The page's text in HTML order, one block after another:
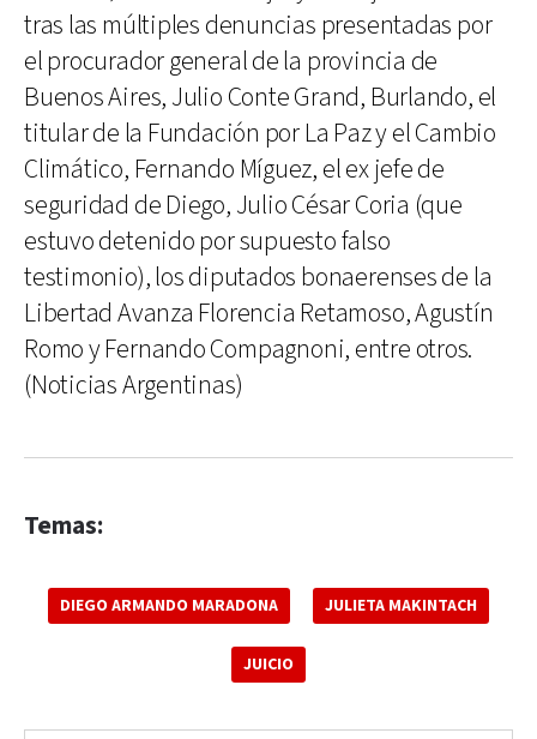
tras las múltiples denuncias presentadas por
el procurador general de la provincia de
Buenos Aires, Julio Conte Grand, Burlando, el
titular de la Fundación por La Paz y el Cambio
Climático, Fernando Míguez, el ex jefe de
seguridad de Diego, Julio César Coria (que
estuvo detenido por supuesto falso
testimonio), los diputados bonaerenses de la
Libertad Avanza Florencia Retamoso, Agustín
Romo y Fernando Compagnoni, entre otros.
(Noticias Argentinas)
Temas:
DIEGO ARMANDO MARADONA JULIETA MAKINTACH
JUICIO